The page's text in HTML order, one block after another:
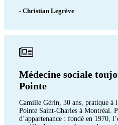
- Christian Legrève
Médecine sociale
Pointe
Camille Gérin, 30 ans, pratique à
Pointe Saint-Charles à Montréal.
d’appartenance : fondé en 1970,